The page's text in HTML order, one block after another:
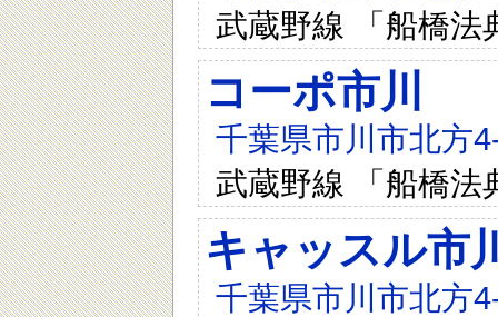
武蔵野線 「船橋法
コーポ市川
千葉県市川市北方
武蔵野線 「船橋法
キャッスル市
千葉県市川市北方